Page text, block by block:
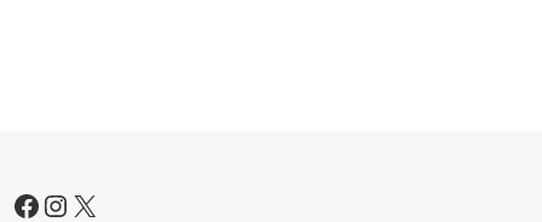
Facebook
Instagram
X